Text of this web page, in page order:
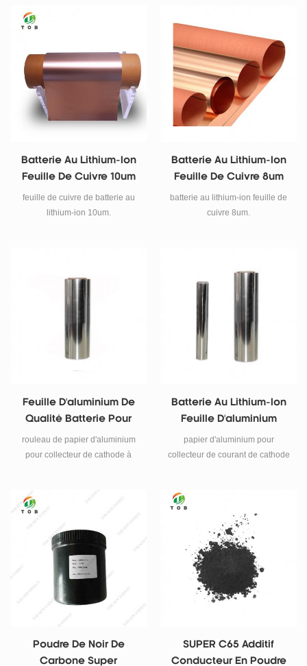
cuivre pour substrat d'anode de
batterie article Les données
largeur (mm) 300 épaisseur (um)
email :
tob.amy@tobmachine.com
skype: amywangbest86
WhatsApp / numéro de
Batterie Au Lithium-Ion
Feuille De Cuivre 10um
feuille de cuivre de batterie au
lithium-ion 10um.
Batterie Au Lithium-Ion
Feuille De Cuivre 8um
batterie au lithium-ion feuille de
cuivre 8um.
Feuille D'aluminium De
Qualité Batterie Pour
Batterie Au Lithium 14um
rouleau de papier d'aluminium
pour collecteur de cathode à
Batterie Au Lithium-Ion
Feuille D'aluminium
16um
papier d'aluminium pour
collecteur de courant de cathode
Poudre De Noir De
Carbone Super
SUPER C65 Additif
Conducteur En Poudre